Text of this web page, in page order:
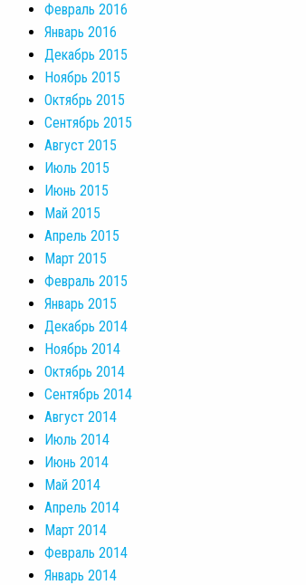
Февраль 2016
Январь 2016
Декабрь 2015
Ноябрь 2015
Октябрь 2015
Сентябрь 2015
Август 2015
Июль 2015
Июнь 2015
Май 2015
Апрель 2015
Март 2015
Февраль 2015
Январь 2015
Декабрь 2014
Ноябрь 2014
Октябрь 2014
Сентябрь 2014
Август 2014
Июль 2014
Июнь 2014
Май 2014
Апрель 2014
Март 2014
Февраль 2014
Январь 2014